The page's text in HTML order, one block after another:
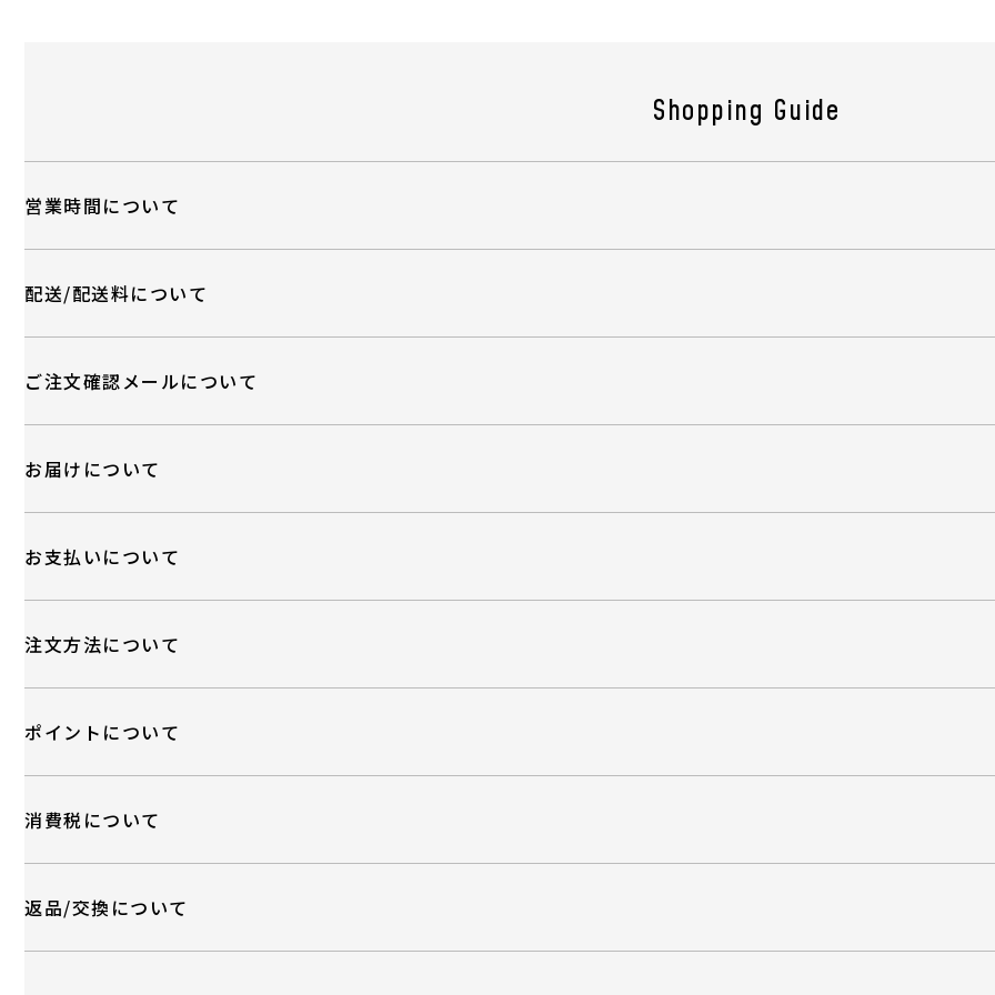
Shopping Guide
営業時間について
配送/配送料について
ご注文確認メールについて
お届けについて
お支払いについて
注文方法について
ポイントについて
消費税について
返品/交換について